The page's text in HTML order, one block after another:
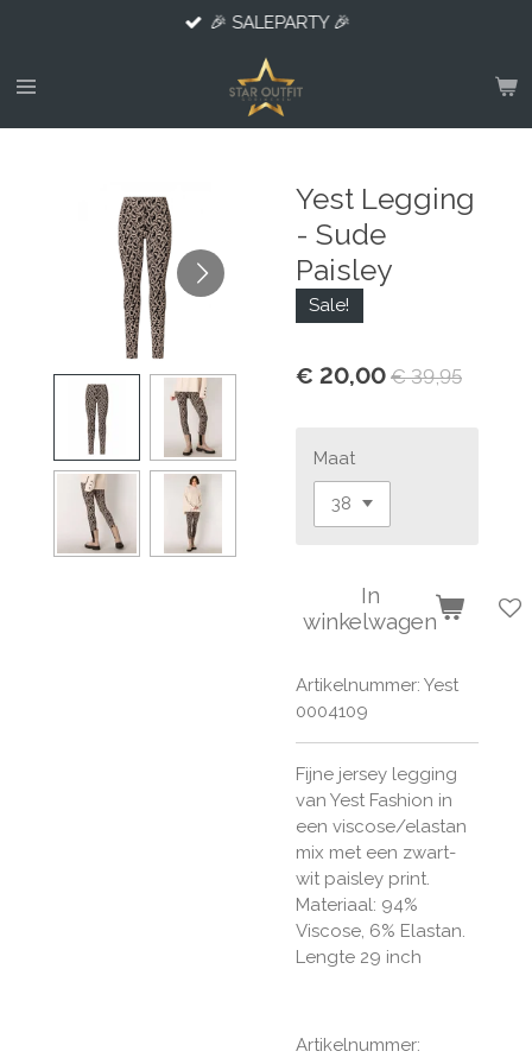
naar
hoofdinhoud
🎉 SALEPARTY 🎉
Yest Legging
- Sude
Paisley
Sale!
€ 20,00 € 39,95
Maat
In
winkelwagen
Artikelnummer: Yest
0004109
Fijne jersey legging
van Yest Fashion in
een viscose/elastan
mix met een zwart-
wit paisley print.
Materiaal: 94%
Viscose, 6% Elastan.
Lengte 29 inch
Artikelnummer: